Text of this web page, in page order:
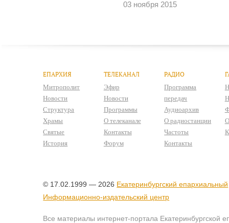
03 ноября 2015
ЕПАРХИЯ
Митрополит
Новости
Структура
Храмы
Святые
История
ТЕЛЕКАНАЛ
Эфир
Новости
Программы
О телеканале
Контакты
Форум
РАДИО
Программа
передач
Аудиоархив
О радиостанции
Частоты
Контакты
© 17.02.1999 — 2026 Екатеринбургский епархиальный
Информационно-издательский центр
Все материалы интернет-портала Екатеринбургской